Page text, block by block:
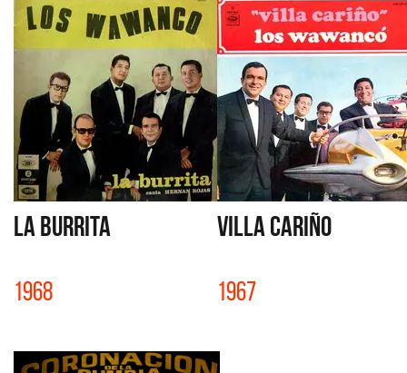
LA BURRITA
1968
VILLA CARIÑO
1967